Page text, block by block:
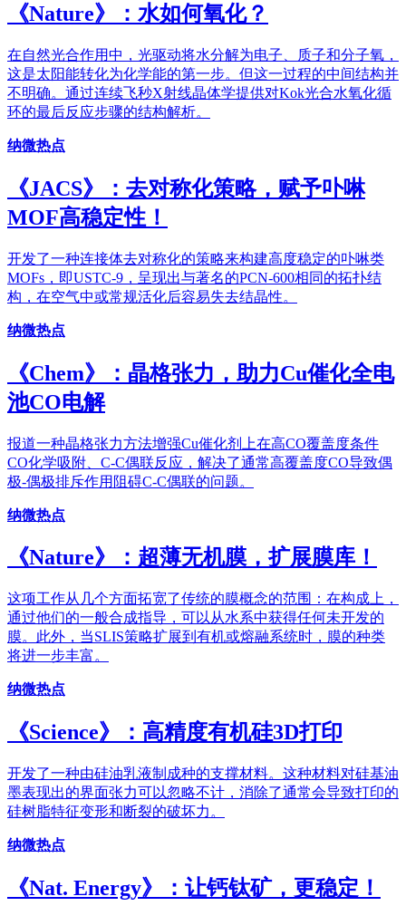
《​Nature》：水如何氧化？
在自然光合作用中，光驱动将水分解为电子、质子和分子氧，
这是太阳能转化为化学能的第一步。但这一过程的中间结构并
不明确。通过连续飞秒X射线晶体学提供对Kok光合水氧化循
环的最后反应步骤的结构解析。
纳微热点
《JACS》：去对称化策略，赋予卟啉
MOF高稳定性！
开发了一种连接体去对称化的策略来构建高度稳定的卟啉类
MOFs，即USTC-9，呈现出与著名的PCN-600相同的拓扑结
构，在空气中或常规活化后容易失去结晶性。
纳微热点
《Chem》：晶格张力，助力Cu催化全电
池CO电解
报道一种晶格张力方法增强Cu催化剂上在高CO覆盖度条件
CO化学吸附、C-C偶联反应，解决了通常高覆盖度CO导致偶
极-偶极排斥作用阻碍C-C偶联的问题。
纳微热点
《Nature》：超薄无机膜，扩展膜库！
这项工作从几个方面拓宽了传统的膜概念的范围：在构成上，
通过他们的一般合成指导，可以从水系中获得任何未开发的
膜。此外，当SLIS策略扩展到有机或熔融系统时，膜的种类
将进一步丰富。
纳微热点
《Science》：高精度有机硅3D打印
开发了一种由硅油乳液制成种的支撑材料。这种材料对硅基油
墨表现出的界面张力可以忽略不计，消除了通常会导致打印的
硅树脂特征变形和断裂的破坏力。
纳微热点
《Nat. Energy》：让钙钛矿，更稳定！